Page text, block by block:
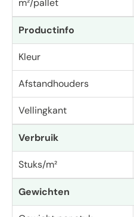
m²/pallet
Productinfo
Kleur
Afstandhouders
Vellingkant
Verbruik
Stuks/m²
Gewichten